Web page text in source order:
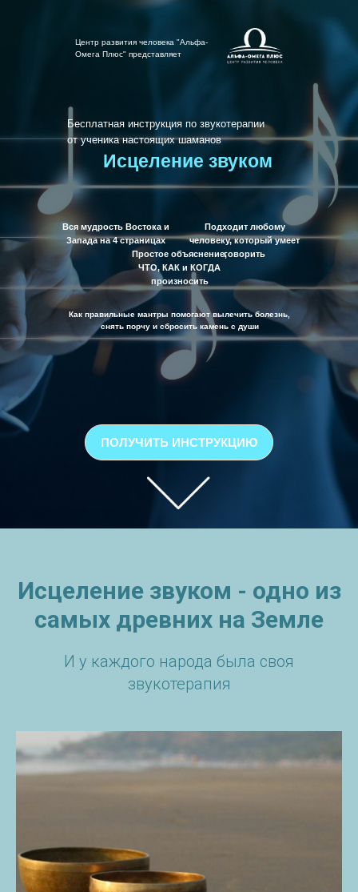
Исцеление звуком
Как правильные мантры помогают вылечить болезнь,
снять порчу и сбросить камень с души
ПОЛУЧИТЬ ИНСТРУКЦИЮ
Центр развития человека "Альфа-
Омега Плюс" представляет
Вся мудрость Востока и
Запада на 4 страницах
Бесплатная инструкция по звукотерапии
от ученика настоящих шаманов
Простое объяснение,
ЧТО, КАК и КОГДА
произносить
Подходит любому
человеку, который умеет
говорить
Исцеление звуком - одно из
самых древних на Земле
И у каждого народа была своя
звукотерапия